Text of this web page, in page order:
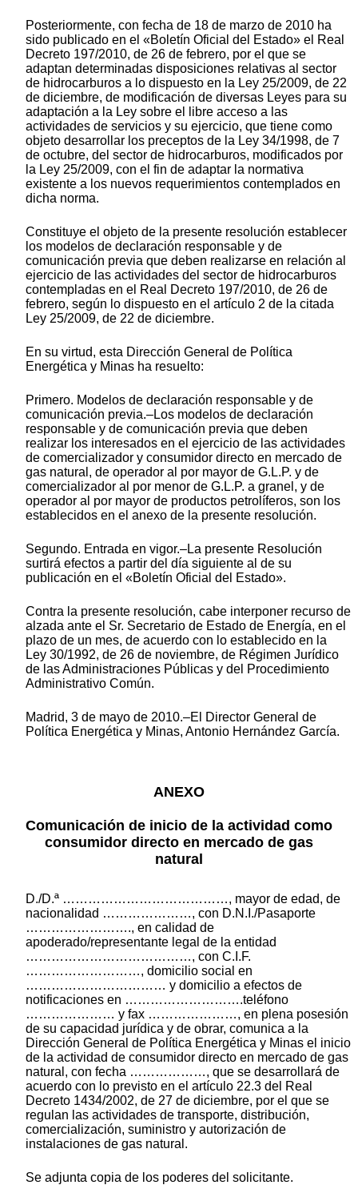
Posteriormente, con fecha de 18 de marzo de 2010 ha
sido publicado en el «Boletín Oficial del Estado» el Real
Decreto 197/2010, de 26 de febrero, por el que se
adaptan determinadas disposiciones relativas al sector
de hidrocarburos a lo dispuesto en la Ley 25/2009, de 22
de diciembre, de modificación de diversas Leyes para su
adaptación a la Ley sobre el libre acceso a las
actividades de servicios y su ejercicio, que tiene como
objeto desarrollar los preceptos de la Ley 34/1998, de 7
de octubre, del sector de hidrocarburos, modificados por
la Ley 25/2009, con el fin de adaptar la normativa
existente a los nuevos requerimientos contemplados en
dicha norma.
Constituye el objeto de la presente resolución establecer
los modelos de declaración responsable y de
comunicación previa que deben realizarse en relación al
ejercicio de las actividades del sector de hidrocarburos
contempladas en el Real Decreto 197/2010, de 26 de
febrero, según lo dispuesto en el artículo 2 de la citada
Ley 25/2009, de 22 de diciembre.
En su virtud, esta Dirección General de Política
Energética y Minas ha resuelto:
Primero. Modelos de declaración responsable y de
comunicación previa.–Los modelos de declaración
responsable y de comunicación previa que deben
realizar los interesados en el ejercicio de las actividades
de comercializador y consumidor directo en mercado de
gas natural, de operador al por mayor de G.L.P. y de
comercializador al por menor de G.L.P. a granel, y de
operador al por mayor de productos petrolíferos, son los
establecidos en el anexo de la presente resolución.
Segundo. Entrada en vigor.–La presente Resolución
surtirá efectos a partir del día siguiente al de su
publicación en el «Boletín Oficial del Estado».
Contra la presente resolución, cabe interponer recurso de
alzada ante el Sr. Secretario de Estado de Energía, en el
plazo de un mes, de acuerdo con lo establecido en la
Ley 30/1992, de 26 de noviembre, de Régimen Jurídico
de las Administraciones Públicas y del Procedimiento
Administrativo Común.
Madrid, 3 de mayo de 2010.–El Director General de
Política Energética y Minas, Antonio Hernández García.
ANEXO
Comunicación de inicio de la actividad como
consumidor directo en mercado de gas
natural
D./D.ª …………………………………, mayor de edad, de
nacionalidad …………………, con D.N.I./Pasaporte
……………………., en calidad de
apoderado/representante legal de la entidad
…………………………………, con C.I.F.
………………………, domicilio social en
…………………………… y domicilio a efectos de
notificaciones en ……………………….teléfono
………………… y fax …………………, en plena posesión
de su capacidad jurídica y de obrar, comunica a la
Dirección General de Política Energética y Minas el inicio
de la actividad de consumidor directo en mercado de gas
natural, con fecha ………………, que se desarrollará de
acuerdo con lo previsto en el artículo 22.3 del Real
Decreto 1434/2002, de 27 de diciembre, por el que se
regulan las actividades de transporte, distribución,
comercialización, suministro y autorización de
instalaciones de gas natural.
Se adjunta copia de los poderes del solicitante.